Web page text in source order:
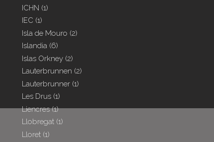
ICHN (1)
IEC (1)
Isla de Mouro (2)
Islandia (6)
Islas Orkney (2)
Lauterbrunnen (2)
Lauterbrunner (1)
Les Drus (1)
Liencres(1)
Llobregat (1)
Lloret (1)